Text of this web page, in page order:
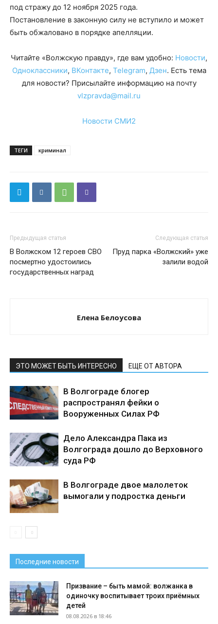
под стражу до 12 ноября 2025 года.
Постановление в законную силу не вступило и может
быть обжаловано в порядке апелляции.
Читайте «Волжскую правду», где вам удобно: Новости,
Одноклассники, ВКонтакте, Telegram, Дзен. Есть тема
для новости? Присылайте информацию на почту
vlzpravda@mail.ru
Новости СМИ2
ТЕГИ криминал
Предыдущая статья
В Волжском 12 героев СВО
посмертно удостоились
государственных наград
Следующая статья
Пруд парка «Волжский» уже
залили водой
Елена Белоусова
ЭТО МОЖЕТ БЫТЬ ИНТЕРЕСНО ЕЩЕ ОТ АВТОРА
В Волгограде блогер
распространял фейки о
Вооруженных Силах РФ
Дело Александра Пака из
Волгограда дошло до Верховного
суда РФ
В Волгограде двое малолеток
вымогали у подростка деньги
Последние новости
Призвание – быть мамой: волжанка в
одиночку воспитывает троих приёмных
детей
08.08.2026 в 18:46